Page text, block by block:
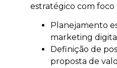
estratégico com foco
Planejamento
marketing
Definição de
proposta de